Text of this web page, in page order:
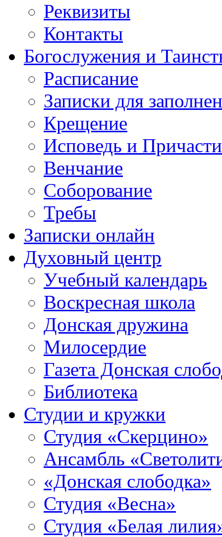
Реквизиты
Контакты
Богослужения и
Расписание
Записки для
Крещение
Исповедь и
Венчание
Соборование
Требы
Записки онлайн
Духовный центр
Учебный календарь
Воскресная школа
Донская дружина
Милосердие
Газета Донская
Библиотека
Студии и кружки
Студия «Скерцино»
Ансамбль
«Донская слободка»
Студия «Весна»
Студия «Белая